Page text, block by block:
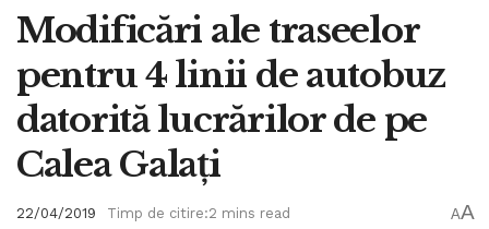
Modificări ale traseelor
pentru 4 linii de autobuz
datorită lucrărilor de pe
Calea Galați
22/04/2019 Timp de citire:2 mins read AA